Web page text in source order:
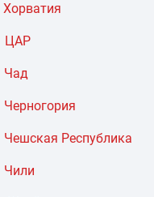
Хорватия
ЦАР
Чад
Черногория
Чешская Республика
Чили